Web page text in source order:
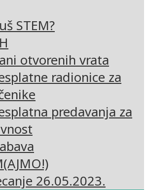
STEM?
otvorenih vrata
radionice za
predavanja za
26.05.2023.